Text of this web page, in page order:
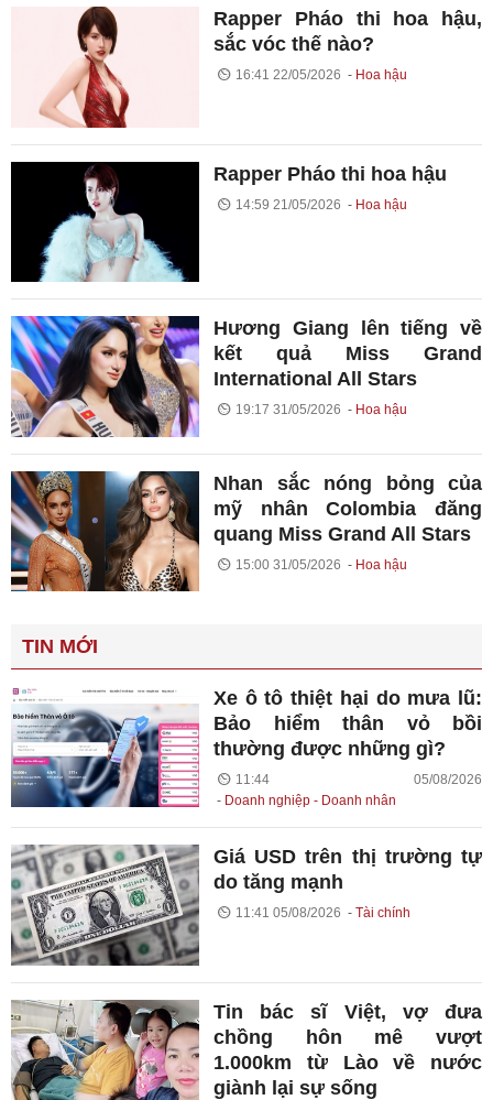
Rapper Pháo thi hoa hậu,
sắc vóc thế nào?
16:41 22/05/2026 Hoa hậu
Rapper Pháo thi hoa hậu
14:59 21/05/2026 Hoa hậu
Hương Giang lên tiếng về
kết quả Miss Grand
International All Stars
19:17 31/05/2026 Hoa hậu
Nhan sắc nóng bỏng của
mỹ nhân Colombia đăng
quang Miss Grand All Stars
15:00 31/05/2026 Hoa hậu
TIN MỚI
Xe ô tô thiệt hại do mưa lũ:
Bảo hiểm thân vỏ bồi
thường được những gì?
11:44 05/08/2026
Doanh nghiệp - Doanh nhân
Giá USD trên thị trường tự
do tăng mạnh
11:41 05/08/2026 Tài chính
Tin bác sĩ Việt, vợ đưa
chồng hôn mê vượt
1.000km từ Lào về nước
giành lại sự sống